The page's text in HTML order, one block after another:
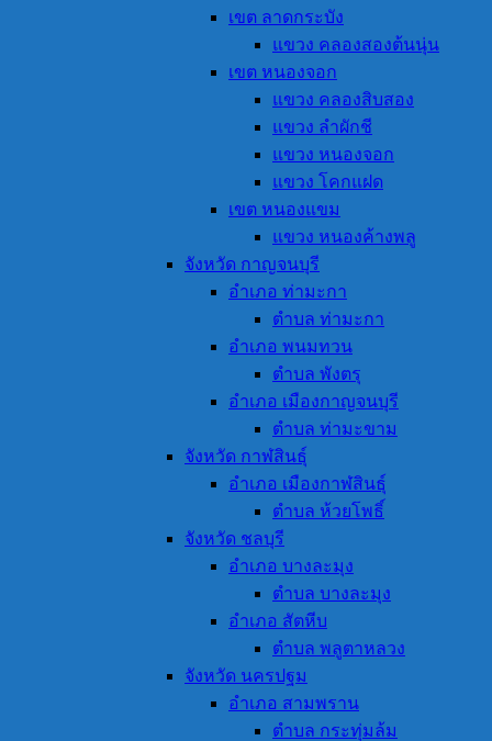
เขต ลาดกระบัง
แขวง คลองสองต้นนุ่น
เขต หนองจอก
แขวง คลองสิบสอง
แขวง ลำผักชี
แขวง หนองจอก
แขวง โคกแฝด
เขต หนองแขม
แขวง หนองค้างพลู
จังหวัด กาญจนบุรี
อำเภอ ท่ามะกา
ตำบล ท่ามะกา
อำเภอ พนมทวน
ตำบล พังตรุ
อำเภอ เมืองกาญจนบุรี
ตำบล ท่ามะขาม
จังหวัด กาฬสินธุ์
อำเภอ เมืองกาฬสินธุ์
ตำบล ห้วยโพธิ์
จังหวัด ชลบุรี
อำเภอ บางละมุง
ตำบล บางละมุง
อำเภอ สัตหีบ
ตำบล พลูตาหลวง
จังหวัด นครปฐม
อำเภอ สามพราน
ตำบล กระทุ่มล้ม